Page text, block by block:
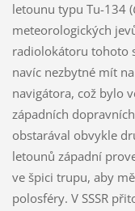
letounu typu Tu-134 (
meteorologických
radiolokátoru tohoto
navíc nezbytné mít
navigátora, což bylo
západních
obstarával obvykle
letounů západní
ve špici trupu, aby
polosféry. V SSSR